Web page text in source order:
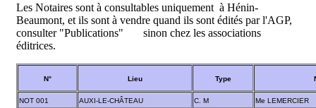
Les Notaires sont à consultables uniquement à Hénin-
Beaumont, et ils sont à vendre quand ils sont édités par l'AGP,
consulter "Publications" sinon chez les associations
éditrices.
N° Lieu Type
NOT 001 AUXI-LE-CHÂTEAU C. M Me LEMERCIER